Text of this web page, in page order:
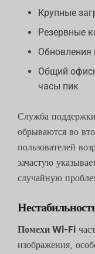
Крупные
Резервные
Обновления
Общий
часы пик
Служба
обрываются во
пользователей
зачастую
случайную
Помехи Wi-Fi
изображения,